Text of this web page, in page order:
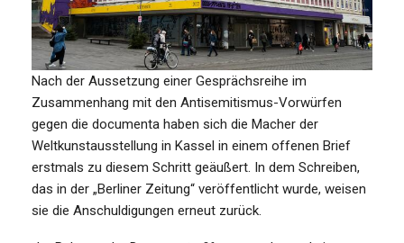
Nach der Aussetzung einer Gesprächsreihe im
Zusammenhang mit den Antisemitismus-Vorwürfen
gegen die documenta haben sich die Macher der
Weltkunstausstellung in Kassel in einem offenen Brief
erstmals zu diesem Schritt geäußert. In dem Schreiben,
das in der „Berliner Zeitung“ veröffentlicht wurde, weisen
sie die Anschuldigungen erneut zurück.